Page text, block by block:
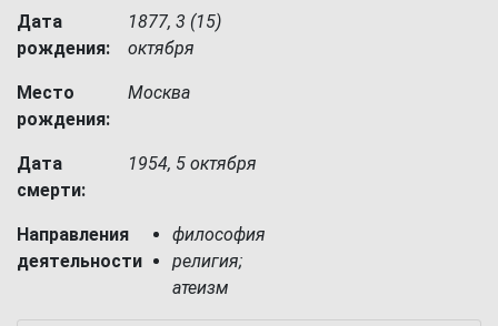
Дата
рождения:
1877, 3 (15)
октября
Место
рождения:
Москва
Дата
смерти:
1954, 5 октября
Направления
деятельности
философия
религия;
атеизм